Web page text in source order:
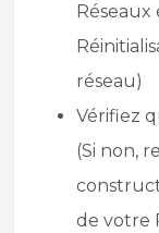
réseau)
Vérifiez
(Si non,
de votre